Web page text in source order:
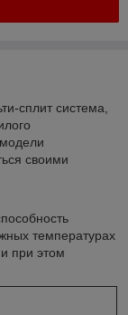
сплит система,
своими
температурах
при этом